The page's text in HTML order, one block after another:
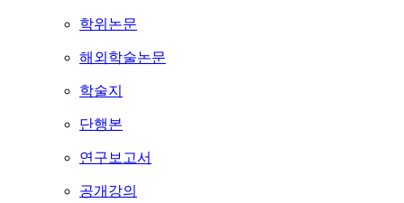
학위논문
해외학술논문
학술지
단행본
연구보고서
공개강의